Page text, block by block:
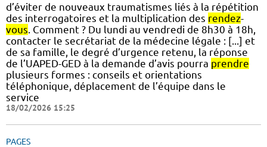
d’éviter de nouveaux traumatismes liés à la répétition
des interrogatoires et la multiplication des rendez-
vous. Comment ? Du lundi au vendredi de 8h30 à 18h,
contacter le secrétariat de la médecine légale : [...] et
de sa famille, le degré d’urgence retenu, la réponse
de l’UAPED-GED à la demande d’avis pourra prendre
plusieurs formes : conseils et orientations
téléphonique, déplacement de l’équipe dans le
service
18/02/2026 15:25
PAGES